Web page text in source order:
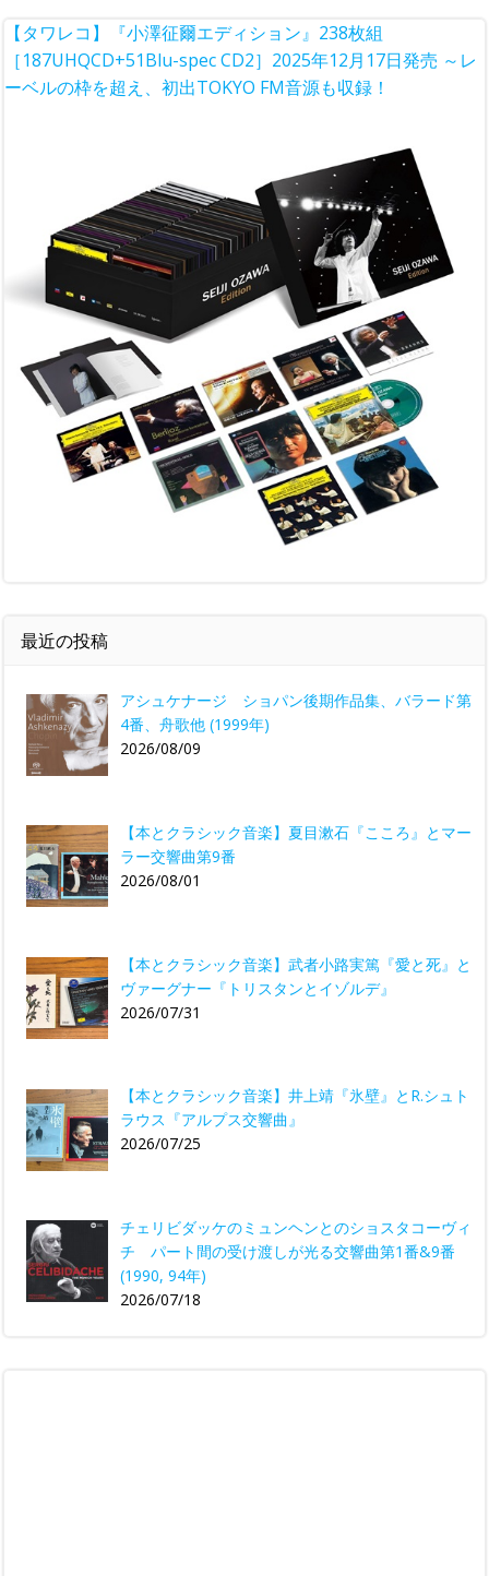
【タワレコ】『小澤征爾エディション』238枚組
［187UHQCD+51Blu-spec CD2］2025年12月17日発売 ～レ
ーベルの枠を超え、初出TOKYO FM音源も収録！
最近の投稿
アシュケナージ ショパン後期作品集、バラード第
4番、舟歌他 (1999年)
2026/08/09
【本とクラシック音楽】夏目漱石『こころ』とマー
ラー交響曲第9番
2026/08/01
【本とクラシック音楽】武者小路実篤『愛と死』と
ヴァーグナー『トリスタンとイゾルデ』
2026/07/31
【本とクラシック音楽】井上靖『氷壁』とR.シュト
ラウス『アルプス交響曲』
2026/07/25
チェリビダッケのミュンヘンとのショスタコーヴィ
チ パート間の受け渡しが光る交響曲第1番&9番
(1990, 94年)
2026/07/18